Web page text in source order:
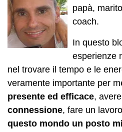
papà,
coach.
In questo
esperienze
nel trovare il tempo e le
veramente importante per
presente ed efficace, avere
connessione, fare un
questo mondo un posto